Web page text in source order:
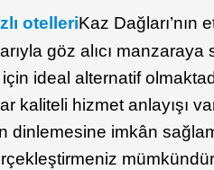
otelleriKaz Dağları’nın
göz alıcı
ideal alternatif
kaliteli hizmet anlayışı
dinlemesine imkân